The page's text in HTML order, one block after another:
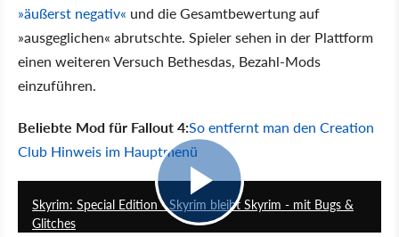
»äußerst negativ« und die Gesamtbewertung auf
»ausgeglichen« abrutschte. Spieler sehen in der Plattform
einen weiteren Versuch Bethesdas, Bezahl-Mods
einzuführen.
Beliebte Mod für Fallout 4:So entfernt man den Creation
Club Hinweis im Hauptmenü
Skyrim: Special Edition - Skyrim bleibt Skyrim - mit Bugs &
Glitches